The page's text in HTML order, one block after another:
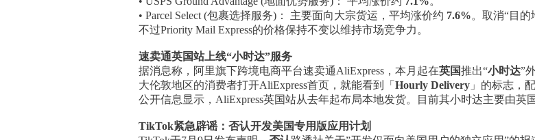
• Parcel Select (包裹选择服务)： 主要面向大宗货运，平均涨价约 7.6%。取消“目的
不过Priority Mail Express的价格保持不变以维持市场竞争力。
速卖通英国站上线“小时达”服务
据消息称，阿里旗下跨境电商平台速卖通AliExpress，本月起在英国推出“小时达”
大伦敦地区的消费者打开AliExpress首页，就能看到「 Hourly Delivery 」的标志，
公开信息显示，AliExpress英国站从去年起布局本地发货。目前其小时达主要由英
TikTok紧急辟谣：否认开发美国专用版应用计划